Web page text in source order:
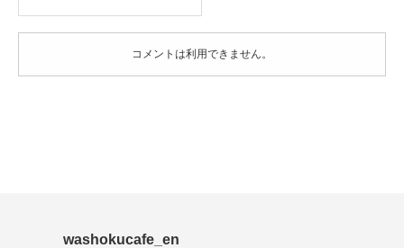
コメントは利用できません。
washokucafe_en